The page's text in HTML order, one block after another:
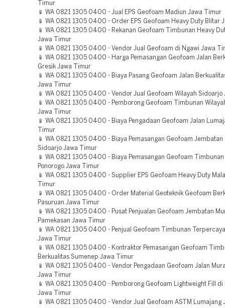
Timur
📱 WA 0821 1305 0400 - Jual EPS Geofoam Madiun Jawa Timur
📱 WA 0821 1305 0400 - Order EPS Geofoam Heavy Duty Blitar
📱 WA 0821 1305 0400 - Rekanan Geofoam Timbunan Heavy
Jawa Timur
📱 WA 0821 1305 0400 - Vendor Jual Geofoam di Ngawi Jawa
📱 WA 0821 1305 0400 - Harga Pemasangan Geofoam Jalan
Gresik Jawa Timur
📱 WA 0821 1305 0400 - Biaya Pasang Geofoam Jalan
Jawa Timur
📱 WA 0821 1305 0400 - Vendor Jual Geofoam Wilayah Sidoarjo
📱 WA 0821 1305 0400 - Pemborong Geofoam Timbunan
Jawa Timur
📱 WA 0821 1305 0400 - Biaya Pengadaan Geofoam Jalan
Timur
📱 WA 0821 1305 0400 - Biaya Pemasangan Geofoam
Sidoarjo Jawa Timur
📱 WA 0821 1305 0400 - Biaya Pemasangan Geofoam
Ponorogo Jawa Timur
📱 WA 0821 1305 0400 - Supplier EPS Geofoam Heavy Duty
Timur
📱 WA 0821 1305 0400 - Order Material Geoteknik Geofoam
Pasuruan Jawa Timur
📱 WA 0821 1305 0400 - Pusat Penjualan Geofoam Jembatan
Pamekasan Jawa Timur
📱 WA 0821 1305 0400 - Penjual Geofoam Timbunan
Jawa Timur
📱 WA 0821 1305 0400 - Kontraktor Pemasangan Geofoam
Berkualitas Sumenep Jawa Timur
📱 WA 0821 1305 0400 - Vendor Pengadaan Geofoam Jalan
Jawa Timur
📱 WA 0821 1305 0400 - Pemborong Geofoam Lightweight Fill di
Jawa Timur
📱 WA 0821 1305 0400 - Vendor Jual Geofoam ASTM Lumajang